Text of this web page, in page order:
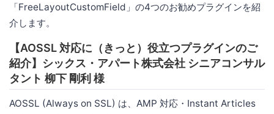
「FreeLayoutCustomField」の4つのお勧めプラグインを紹
介します。
【AOSSL 対応に（きっと）役立つプラグインのご
紹介】シックス・アパート株式会社 シニアコンサル
タント 柳下 剛利 様
AOSSL (Always on SSL) は、AMP 対応・Instant Articles